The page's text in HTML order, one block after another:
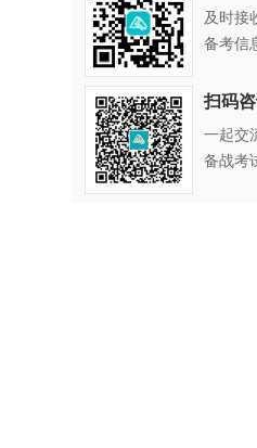
及时接
备考信
扫码
一起交
备战考